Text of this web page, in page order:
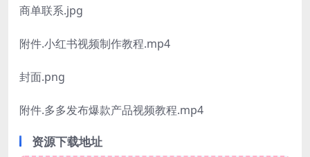
商单联系.jpg
附件.小红书视频制作教程.mp4
封面.png
附件.多多发布爆款产品视频教程.mp4
资源下载地址